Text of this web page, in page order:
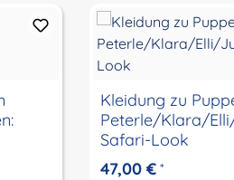
Kleidung zu
Peterle/Klara/
Safari-Look
47,00 €*